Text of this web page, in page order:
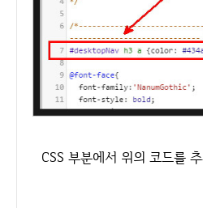
CSS 부분에서 위의 코드를